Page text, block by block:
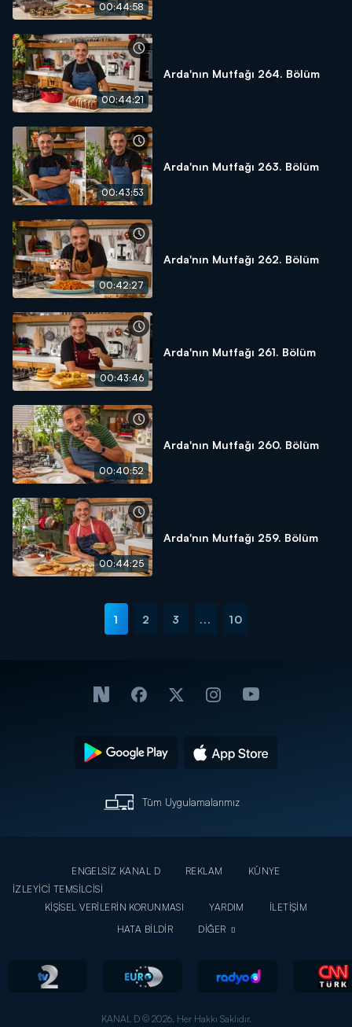
00:44:58
00:44:21
Arda'nın Mutfağı 264. Bölüm
00:43:53
Arda'nın Mutfağı 263. Bölüm
00:42:27
Arda'nın Mutfağı 262. Bölüm
00:43:46
Arda'nın Mutfağı 261. Bölüm
00:40:52
Arda'nın Mutfağı 260. Bölüm
00:44:25
Arda'nın Mutfağı 259. Bölüm
1 2 3 ... 10
Tüm Uygulamalarımız
ENGELSİZ KANAL D REKLAM
KÜNYE
İZLEYİCİ TEMSİLCİSİ
KİŞİSEL VERİLERİN KORUNMASI
YARDIM
İLETİŞİM
HATA BİLDİR
DİĞER
KANAL D © 2026. Her Hakkı Saklıdır.